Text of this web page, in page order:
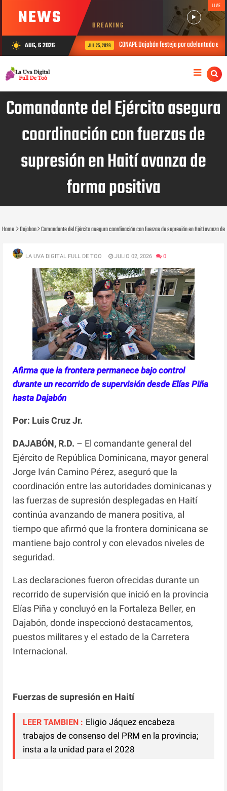
NEWS BREAKING
LIVE
wb_sunny AUG, 6 2026 JUL 25, 2026 CONAPE Dajabón festeja por adelantado el Día del
Comandante del Ejército asegura
coordinación con fuerzas de
supresión en Haití avanza de
forma positiva
Home Dajabon Comandante del Ejército asegura coordinación con fuerzas de supresión en Haití avanza
LA UVA DIGITAL FULL DE TOO JULIO 02, 2026 0
Afirma que la frontera permanece bajo control
durante un recorrido de supervisión desde Elías Piña
hasta Dajabón
Por: Luis Cruz Jr.
DAJABÓN, R.D. – El comandante general del
Ejército de República Dominicana, mayor general
Jorge Iván Camino Pérez, aseguró que la
coordinación entre las autoridades dominicanas y
las fuerzas de supresión desplegadas en Haití
continúa avanzando de manera positiva, al
tiempo que afirmó que la frontera dominicana se
mantiene bajo control y con elevados niveles de
seguridad.
Las declaraciones fueron ofrecidas durante un
recorrido de supervisión que inició en la provincia
Elías Piña y concluyó en la Fortaleza Beller, en
Dajabón, donde inspeccionó destacamentos,
puestos militares y el estado de la Carretera
Internacional.
Fuerzas de supresión en Haití
LEER TAMBIEN : Eligio Jáquez encabeza
trabajos de consenso del PRM en la provincia;
insta a la unidad para el 2028